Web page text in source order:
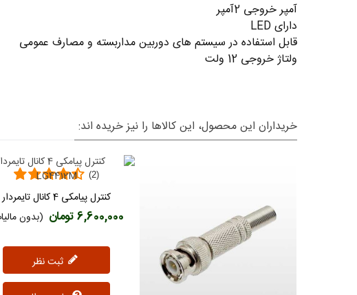
آمپر خروجی 2آمپر
دارای LED
قابل استفاده در سیستم های دوربین مداربسته و مصارف عمومی
ولتاژ خروجی 12 ولت
خریداران این محصول، این کالاها را نیز خریده اند:
دوست داشتنکنترل پیامکی 4 کانال تایمردار
LG4412M 6,600,000 تومان (بدون
ثبت نظر
(2)